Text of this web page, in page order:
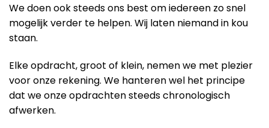
We doen ook steeds ons best om iedereen zo snel
mogelijk verder te helpen. Wij laten niemand in kou
staan.
Elke opdracht, groot of klein, nemen we met plezier
voor onze rekening. We hanteren wel het principe
dat we onze opdrachten steeds chronologisch
afwerken.